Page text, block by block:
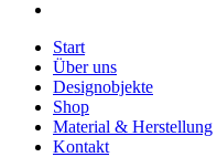
Start
Über uns
Designobjekte
Shop
Material & Herstellung
Kontakt